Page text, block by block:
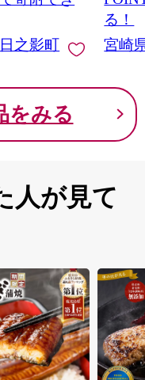
之影町
る！
宮崎
をみる
人が見て